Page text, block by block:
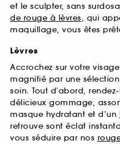
et le sculpter, sans
de rouge à lèvres, qui
maquillage, vous êtes
Lèvres
Accrochez sur votre
magnifié par une
soin. Tout d’abord,
délicieux gommage,
masque hydratant et d’un
retrouve sont éclat
vous séduire par nos